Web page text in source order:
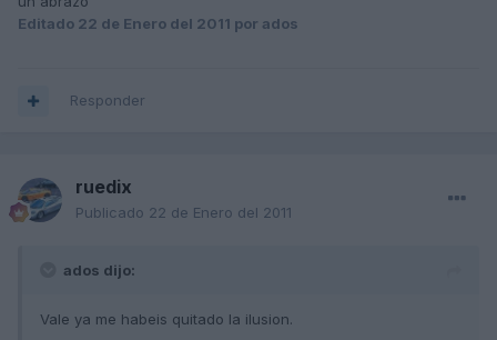
Editado 22 de Enero del 2011 por ados
Responder
ruedix
Publicado 22 de Enero del 2011
ados dijo:
Vale ya me habeis quitado la ilusion.